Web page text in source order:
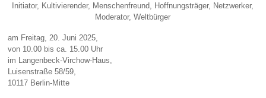
Initiator, Kultivierender, Menschenfreund, Hoffnungsträger, Netzwerker,
Moderator, Weltbürger
am Freitag, 20. Juni 2025,
von 10.00 bis ca. 15.00 Uhr
im Langenbeck-Virchow-Haus,
Luisenstraße 58/59,
10117 Berlin-Mitte